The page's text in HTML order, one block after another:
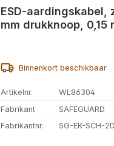
ESD-aardingskabel,
mm drukknoop, 0,15
Binnenkort beschikbaar
Artikelnr.
WL86304
Fabrikant
SAFEGUARD
Fabrikantnr.
SG-EK-SCH-